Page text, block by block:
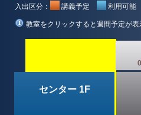
入出区分： 講義予定 利用可能
教室をクリックすると週間予定が表
センター 1F